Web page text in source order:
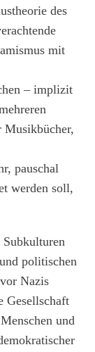
des
mit
– implizit
Musikbücher,
pauschal
werden soll,
politischen
Nazis
Gesellschaft
und